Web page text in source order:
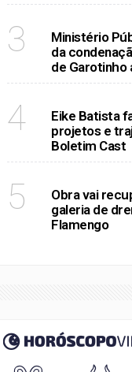
3
Ministério
da
de Garotinho
4
Eike Batista
projetos e
Boletim Cast
5
Obra vai
galeria de
Flamengo